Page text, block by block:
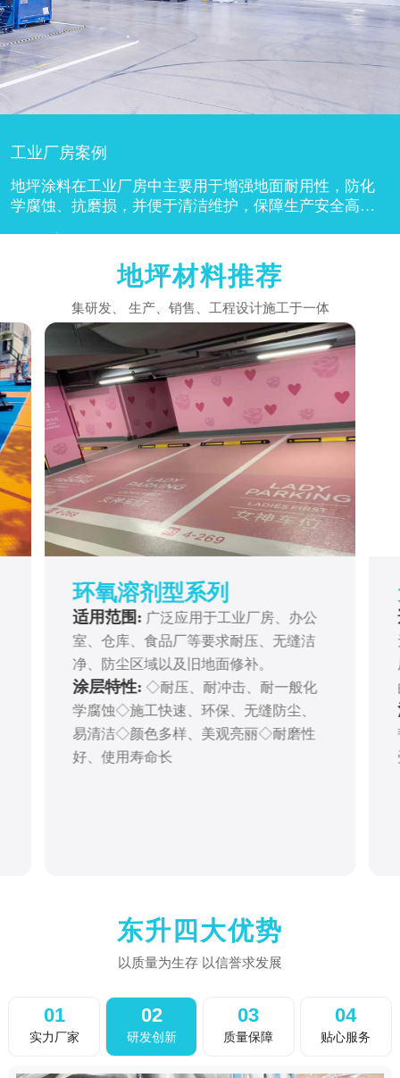
工业厂房案例
地坪涂料在工业厂房中主要用于增强地面耐用性，防化
学腐蚀、抗磨损，并便于清洁维护，保障生产安全高
地坪材料推荐
集研发、 生产、销售、工程设计施工于一体
环氧溶剂型系列
适用范围: 广泛应用于工业厂房、办公
室、仓库、食品厂等要求耐压、无缝洁
净、防尘区域以及旧地面修补。
涂层特性: ◇耐压、耐冲击、耐一般化
学腐蚀◇施工快速、环保、无缝防尘、
易清洁◇颜色多样、美观亮丽◇耐磨性
好、使用寿命长
东升四大优势
以质量为生存 以信誉求发展
01
实力厂家
02
研发创新
03
质量保障
04
贴心服务